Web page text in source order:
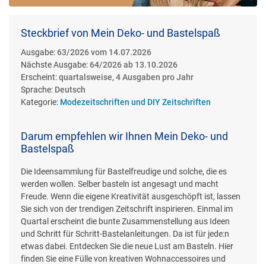
Steckbrief von Mein Deko- und Bastelspaß
Ausgabe:63/2026 vom 14.07.2026
Nächste Ausgabe:64/2026 ab 13.10.2026
Erscheint:quartalsweise, 4 Ausgaben pro Jahr
Sprache: Deutsch
Kategorie: Modezeitschriften und DIY Zeitschriften
Darum empfehlen wir Ihnen Mein Deko- und
Bastelspaß
Die Ideensammlung für Bastelfreudige und solche, die es
werden wollen. Selber basteln ist angesagt und macht
Freude. Wenn die eigene Kreativität ausgeschöpft ist, lassen
Sie sich von der trendigen Zeitschrift inspirieren. Einmal im
Quartal erscheint die bunte Zusammenstellung aus Ideen
und Schritt für Schritt-Bastelanleitungen. Da ist für jede:n
etwas dabei. Entdecken Sie die neue Lust am Basteln. Hier
finden Sie eine Fülle von kreativen Wohnaccessoires und